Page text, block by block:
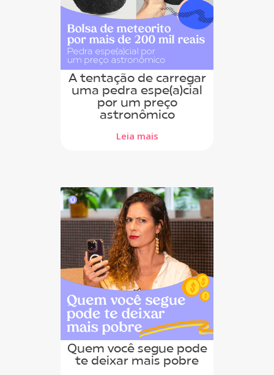
A tentação de carregar
uma pedra espe(a)cial
por um preço
astronômico
Leia mais
Quem você segue pode
te deixar mais pobre